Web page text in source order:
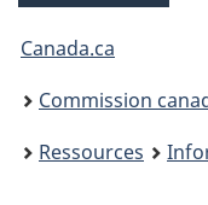
Vous
êtes
ici
Canada.ca
Commission
Ressources